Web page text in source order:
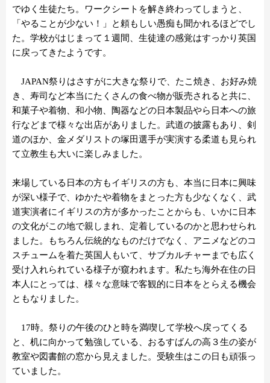
でゆく生徒たち。ワークシートを解き終わってしまうと、
「やることが少ない！」と頼もしい愚痴も聞かれるほどでし
た。学校がはじまって１週間、生徒達の感覚はすっかり英国
に戻ってきたようです。
JAPAN祭りはさすがに大きな祭りで、たこ焼き、お好み焼
き、寿司など本当にたくさんの食べ物が販売されると共に、
和菓子や着物、和小物、陶器などの日本製品やら日本への旅
行などまで様々な出店がありました。武道の披露もあり、剣
道のほか、金メダリストの塚田選手が実演する柔道も見られ
て立教生も大いに楽しみました。
来場している日本の方もイギリスの方も、本当に日本に興味
が深い様子で、ゆかたや着物をまとった方も少なくなく、武
道実演者にイギリスの方が多かったことからも、いかに日本
の文化がこの地で親しまれ、定着しているのかと思わせられ
ました。もちろん伝統的なものだけでなく、アニメなどのコ
スチュームを着た英国人もいて、サブカルチャーまでも広く
受け入れられている様子が窺われます。私たち海外在住の日
本人にとっては、様々な意味で客観的に日本をとらえる機会
ともなりました。
17時。祭りの午後のひと時を満喫して学校へ戻ってくる
と、机に向かって勉強している、おるすばんの高３生の姿が
教室や図書館の窓から見えました。受験生はこの日も頑張っ
ていました。